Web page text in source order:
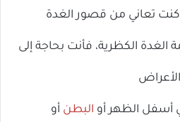
كنت تعاني من قصور الغدة
الغدة الكظرية، فأنت بحاجة إلى
أسفل الظهر أو البطن أو